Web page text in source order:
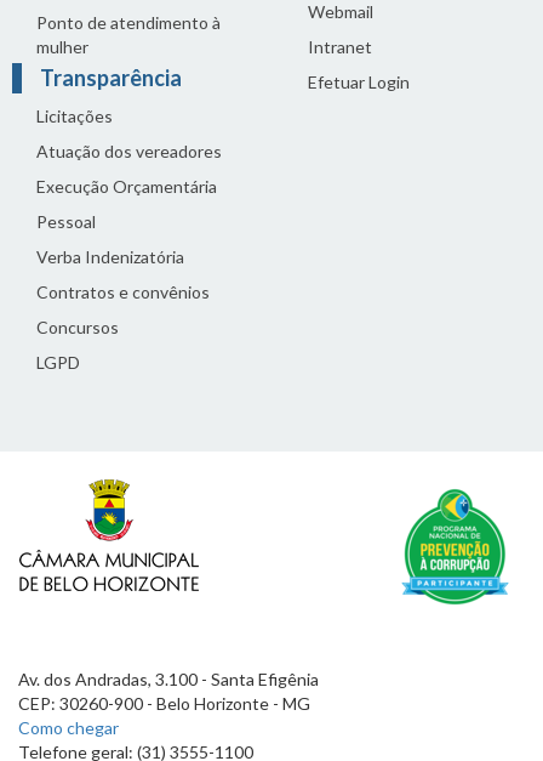
Ponto de atendimento à
mulher
Transparência
Licitações
Atuação dos vereadores
Execução Orçamentária
Pessoal
Verba Indenizatória
Contratos e convênios
Concursos
LGPD
Webmail
Intranet
Efetuar Login
Av. dos Andradas, 3.100 - Santa Efigênia
CEP: 30260-900 - Belo Horizonte - MG
Como chegar
Telefone geral: (31) 3555-1100